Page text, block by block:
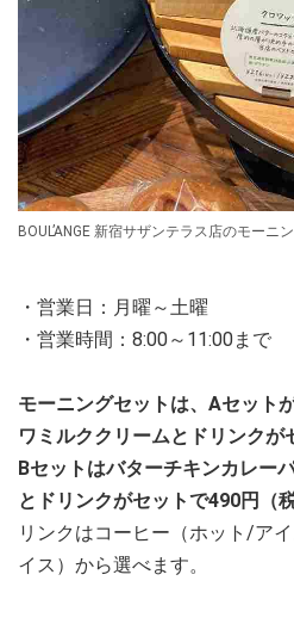
BOUL’ANGE 新宿サザンテラス店のモーニ
・営業日：月曜～土曜
・営業時間：8:00～11:00まで
モーニングセットは、Aセット
ワミルククリームとドリンクが
Bセットはバターチキンカレー
とドリンクがセットで490円（
リンクはコーヒー（ホット/ア
イス）から選べます。